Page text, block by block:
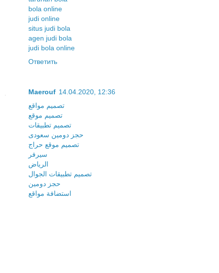
bola online
judi online
situs judi bola
agen judi bola
judi bola online
Ответить
Maerouf 14.04.2020, 12:36
تصميم مواقع
تصميم موقع
تصميم تطبيقات
حجز دومين سعودى
تصميم موقع حراج
سيرفر
الرياض
تصميم تطبيقات الجوال
حجز دومين
استضافة مواقع